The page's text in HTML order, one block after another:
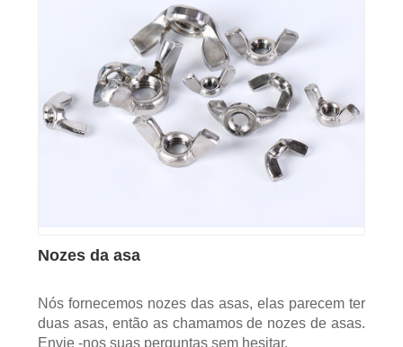
Nozes da asa
Nós fornecemos nozes das asas, elas parecem ter
duas asas, então as chamamos de nozes de asas.
Envie -nos suas perguntas sem hesitar.